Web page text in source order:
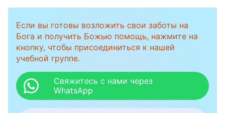
Если вы готовы возложить свои заботы на
Бога и получить Божью помощь, нажмите на
кнопку, чтобы присоединиться к нашей
учебной группе.
Свяжитесь с нами через
WhatsApp